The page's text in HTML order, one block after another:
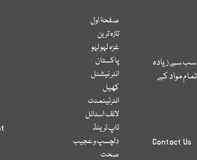
سب سے زیادہ
مواد کے
Contact Us
صفحۂ اول
تازہ ترین
غزہ لہو لہو
پاکستان
انٹر نیشنل
کھیل
انٹرٹینمنٹ
لائف اسٹائل
ٹاپ ٹرینڈ
دلچسپ و عجیب
صحت